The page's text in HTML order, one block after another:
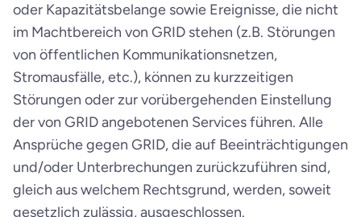
oder Kapazitätsbelange sowie Ereignisse, die nicht
im Machtbereich von GRID stehen (z.B. Störungen
von öffentlichen Kommunikationsnetzen,
Stromausfälle, etc.), können zu kurzzeitigen
Störungen oder zur vorübergehenden Einstellung
der von GRID angebotenen Services führen. Alle
Ansprüche gegen GRID, die auf Beeinträchtigungen
und/oder Unterbrechungen zurückzuführen sind,
gleich aus welchem Rechtsgrund, werden, soweit
gesetzlich zulässig, ausgeschlossen.